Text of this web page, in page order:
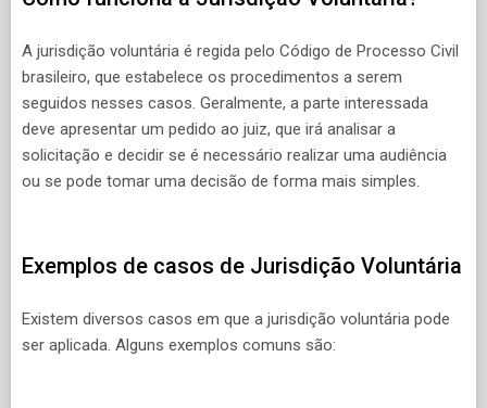
A jurisdição voluntária é regida pelo Código de Processo Civil
brasileiro, que estabelece os procedimentos a serem
seguidos nesses casos. Geralmente, a parte interessada
deve apresentar um pedido ao juiz, que irá analisar a
solicitação e decidir se é necessário realizar uma audiência
ou se pode tomar uma decisão de forma mais simples.
Exemplos de casos de Jurisdição Voluntária
Existem diversos casos em que a jurisdição voluntária pode
ser aplicada. Alguns exemplos comuns são: